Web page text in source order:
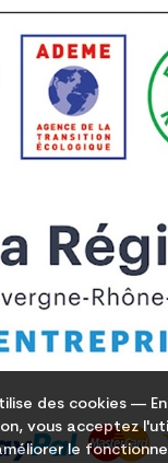
des cookies —
vous acceptez
le